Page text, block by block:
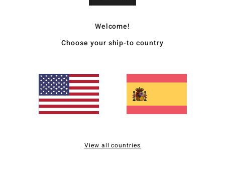
5.0/5
Welcome!
Choose your ship-to country
View all countries